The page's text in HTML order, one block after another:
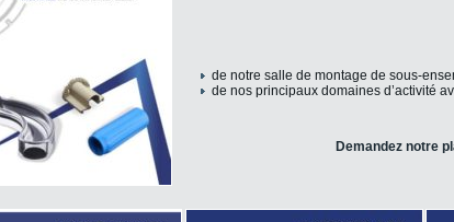
de notre salle de montage de sous-
de nos principaux domaines d’activité
Demandez notre